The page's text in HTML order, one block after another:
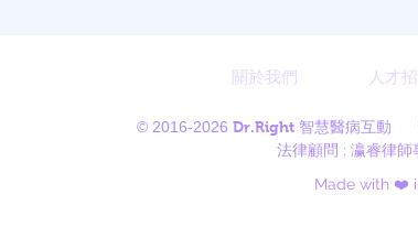
關於我們 人才
© 2016-2026 Dr.Right 智慧醫病互動
法律顧問 : 瀛睿律師
Made with ❤️